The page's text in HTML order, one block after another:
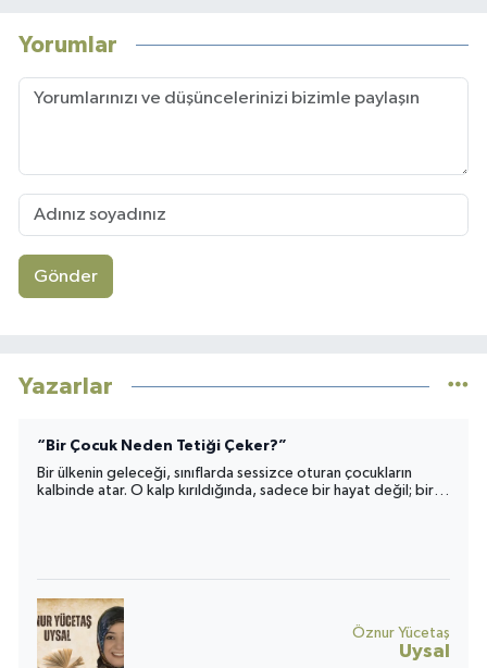
Yorumlar
Gönder
Yazarlar
“Bir Çocuk Neden Tetiği Çeker?”
Bir ülkenin geleceği, sınıflarda sessizce oturan çocukların
kalbinde atar. O kalp kırıldığında, sadece bir hayat değil; bir
Öznur Yücetaş
Uysal